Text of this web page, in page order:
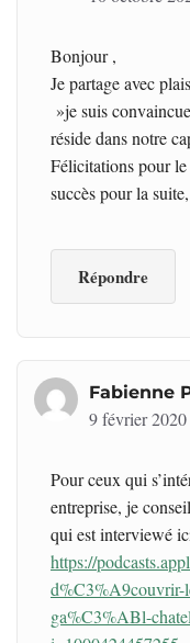
Bonjour ,
Je partage avec
»je suis
réside dans notre
Félicitations pour
succès pour la
Répondre
Fabienne
9 février
Pour ceux qui
entreprise, je
qui est interviewé
https://
d%C3%A9couvrir-
ga%C3%ABl-